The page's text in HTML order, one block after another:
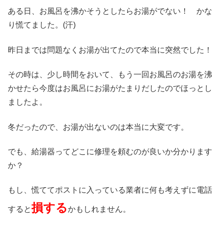
ある日、お風呂を沸かそうとしたらお湯がでない！ かな
り慌てました。(汗)
昨日までは問題なくお湯が出てたので本当に突然でした！
その時は、少し時間をおいて、もう一回お風呂のお湯を沸
かせたら今度はお風呂にお湯がたまりだしたのでほっとし
ましたよ。
冬だったので、お湯が出ないのは本当に大変です。
でも、給湯器ってどこに修理を頼むのが良いか分かります
か？
もし、慌ててポストに入っている業者に何も考えずに電話
すると損するかもしれません。